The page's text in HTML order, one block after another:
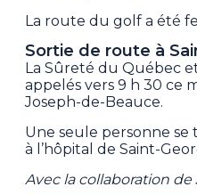
La route du golf a été
Sortie de route à
La Sûreté du Québec
appelés vers 9 h 30 ce
Joseph-de-Beauce.
Une seule personne
à l’hôpital de Saint-
Avec la collaboration de